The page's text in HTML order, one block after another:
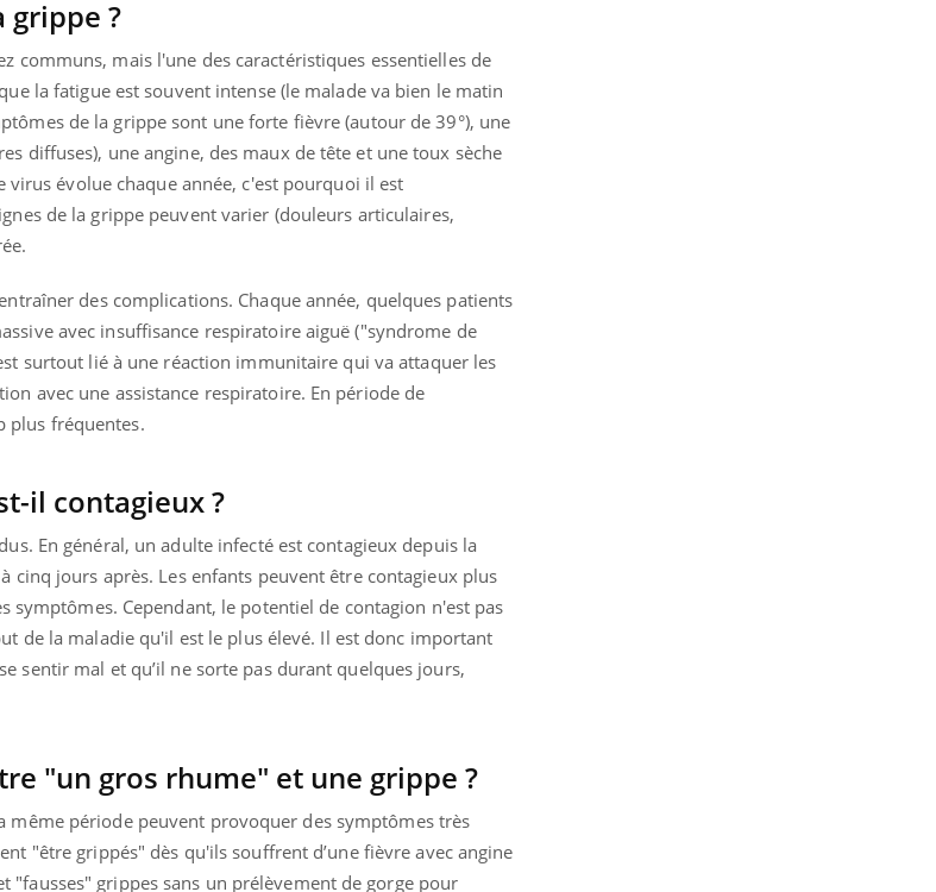
grippe ?
communs, mais l'une des caractéristiques essentielles de
la fatigue est souvent intense (le malade va bien le matin
de la grippe sont une forte fièvre (autour de 39°), une
diffuses), une angine, des maux de tête et une toux sèche
virus évolue chaque année, c'est pourquoi il est
de la grippe peuvent varier (douleurs articulaires,
des complications. Chaque année, quelques patients
avec insuffisance respiratoire aiguë ("syndrome de
surtout lié à une réaction immunitaire qui va attaquer les
avec une assistance respiratoire. En période de
plus fréquentes.
il contagieux ?
En général, un adulte infecté est contagieux depuis la
jours après. Les enfants peuvent être contagieux plus
Cependant, le potentiel de contagion n'est pas
de la maladie qu'il est le plus élevé. Il est donc important
sentir mal et qu’il ne sorte pas durant quelques jours,
"un gros rhume" et une grippe ?
période peuvent provoquer des symptômes très
"être grippés" dès qu'ils souffrent d’une fièvre avec angine
grippes sans un prélèvement de gorge pour